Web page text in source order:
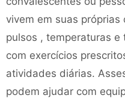
vivem em suas
pulsos , temperaturas
com exercícios
atividades diárias.
podem ajudar com